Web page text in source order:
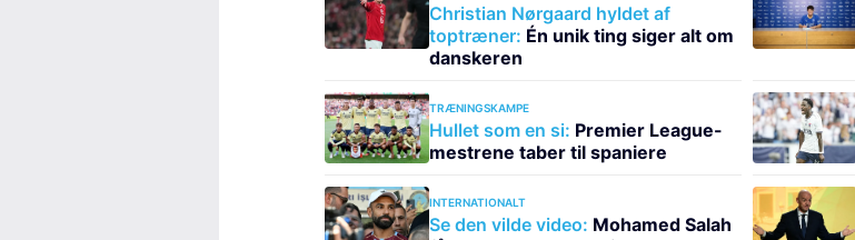
Christian Nørgaard hyldet af
toptræner: Én unik ting siger alt om
danskeren
TRÆNINGSKAMPE
Hullet som en si: Premier League-
mestrene taber til spaniere
INTERNATIONALT
Se den vilde video: Mohamed Salah